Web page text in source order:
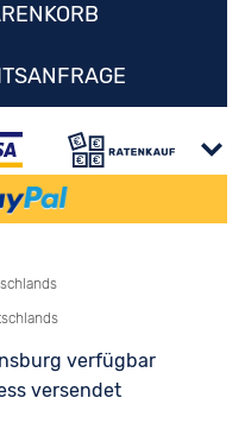
verfügbar
versendet